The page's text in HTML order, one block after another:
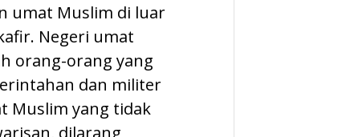
umat Muslim di luar
Negeri umat
orang-orang yang
dan militer
Muslim yang tidak
dilarang